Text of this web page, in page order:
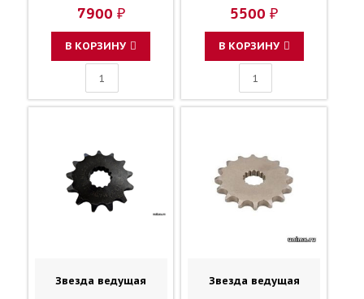
7900 ₽
В КОРЗИНУ
25447-10-00 64511-
03B00
5500 ₽
В КОРЗИНУ
Звезда ведущая Звезда ведущая